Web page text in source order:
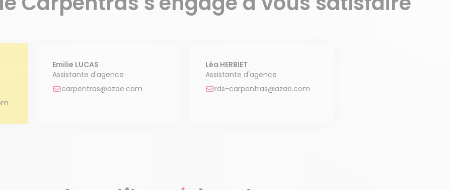
Emilie LUCAS
Assistante d'agence
carpentras@azae.com
Léa HERBIET
Assistante d'agence
rds-carpentras@azae.com